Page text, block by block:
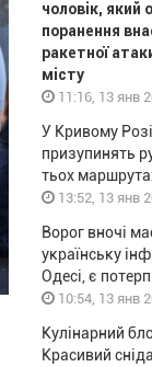
чоловік, який
поранення
ракетної
місту
11:16, 13 янв
У Кривому
призупинять
тьох
13:52, 13 янв
Ворог вночі
українську
Одесі, є
10:54, 13 янв
Кулінарний
Красивий